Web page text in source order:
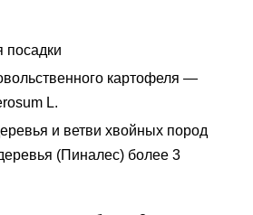
посадки
картофеля —
L.
и ветви хвойных пород
(Пиналес) более 3